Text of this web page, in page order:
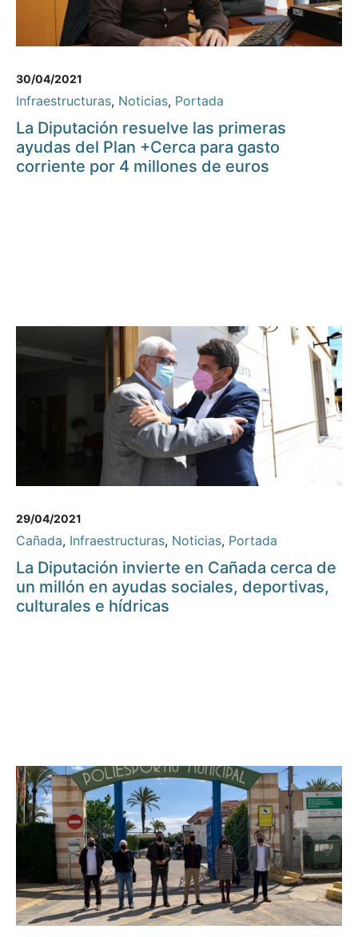
30/04/2021
Infraestructuras, Noticias, Portada
La Diputación resuelve las primeras
ayudas del Plan +Cerca para gasto
corriente por 4 millones de euros
29/04/2021
Cañada, Infraestructuras, Noticias, Portada
La Diputación invierte en Cañada cerca de
un millón en ayudas sociales, deportivas,
culturales e hídricas